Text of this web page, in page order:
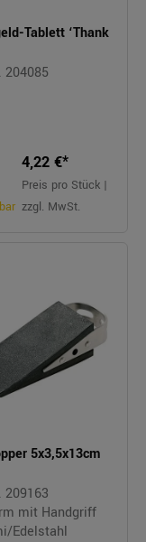
Tablett ‘Thank
204085
4,22 €*
Preis pro Stück |
zzgl. MwSt.
5x3,5x13cm
209163
mit Handgriff
Edelstahl